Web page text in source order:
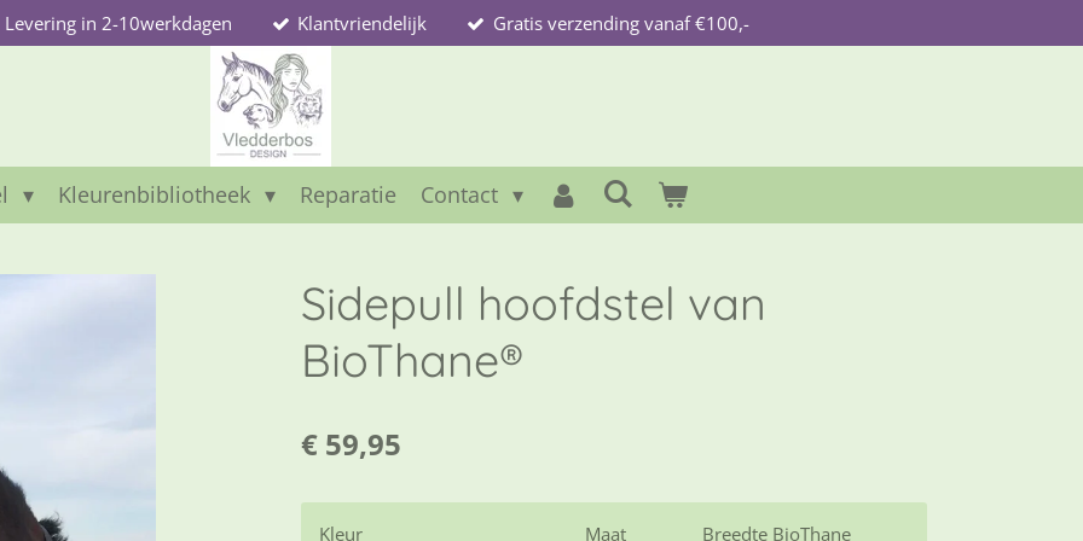
Levering in 2-10werkdagen Klantvriendelijk Gratis verzending vanaf €100,-
Kleurenbibliotheek Reparatie Contact
Sidepull hoofdstel van
BioThane®
€ 59,95
Kleur Maat Breedte BioThane